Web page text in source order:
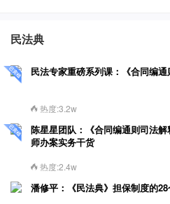
民法典
民法专家重磅系列课：《合同编
热度:3.2w
陈星星团队：《合同编通则司法
师办案实务干货
热度:2.4w
潘修平：《民法典》担保制度的